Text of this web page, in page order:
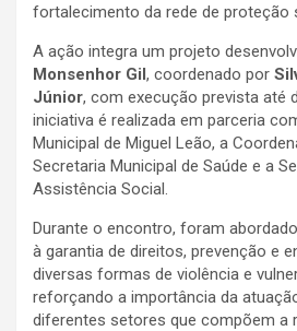
fortalecimento da rede de proteção
A ação integra um projeto
Monsenhor Gil, coordenado por
Júnior, com execução prevista até
iniciativa é realizada em parceria
Municipal de Miguel Leão, a
Secretaria Municipal de Saúde e a
Assistência Social.
Durante o encontro, foram
à garantia de direitos, prevenção e
diversas formas de violência e
reforçando a importância da
diferentes setores que compõem a